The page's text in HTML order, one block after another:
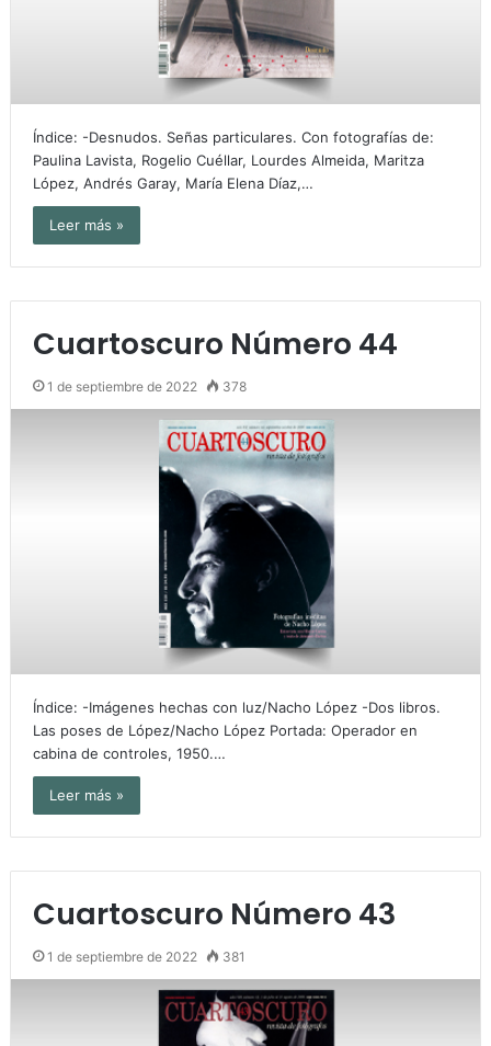
Índice: -Desnudos. Señas particulares. Con fotografías de:
Paulina Lavista, Rogelio Cuéllar, Lourdes Almeida, Maritza
López, Andrés Garay, María Elena Díaz,…
Leer más »
Cuartoscuro Número 44
1 de septiembre de 2022 378
Índice: -Imágenes hechas con luz/Nacho López -Dos libros.
Las poses de López/Nacho López Portada: Operador en
cabina de controles, 1950.…
Leer más »
Cuartoscuro Número 43
1 de septiembre de 2022 381